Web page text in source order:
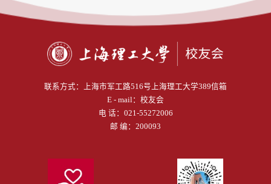
联系方式：
上海市军工路516号上海理工大学389信箱
E - mail： 校友会
电 话： 021-55272006
邮 编：200093